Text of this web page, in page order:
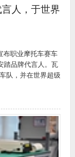
人，于世界
布职业摩托车赛车
踏品牌代言人。瓦
队，并在世界超级